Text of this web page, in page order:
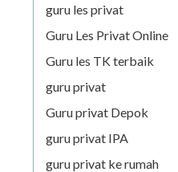
guru les privat
Guru Les Privat Online
Guru les TK terbaik
guru privat
Guru privat Depok
guru privat IPA
guru privat ke rumah